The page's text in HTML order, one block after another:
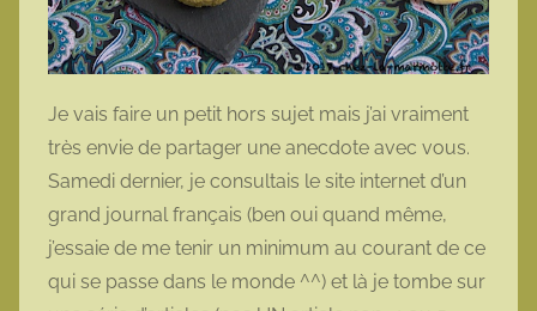
Je vais faire un petit hors sujet mais j’ai vraiment
très envie de partager une anecdote avec vous.
Samedi dernier, je consultais le site internet d’un
grand journal français (ben oui quand même,
j’essaie de me tenir un minimum au courant de ce
qui se passe dans le monde ^^) et là je tombe sur